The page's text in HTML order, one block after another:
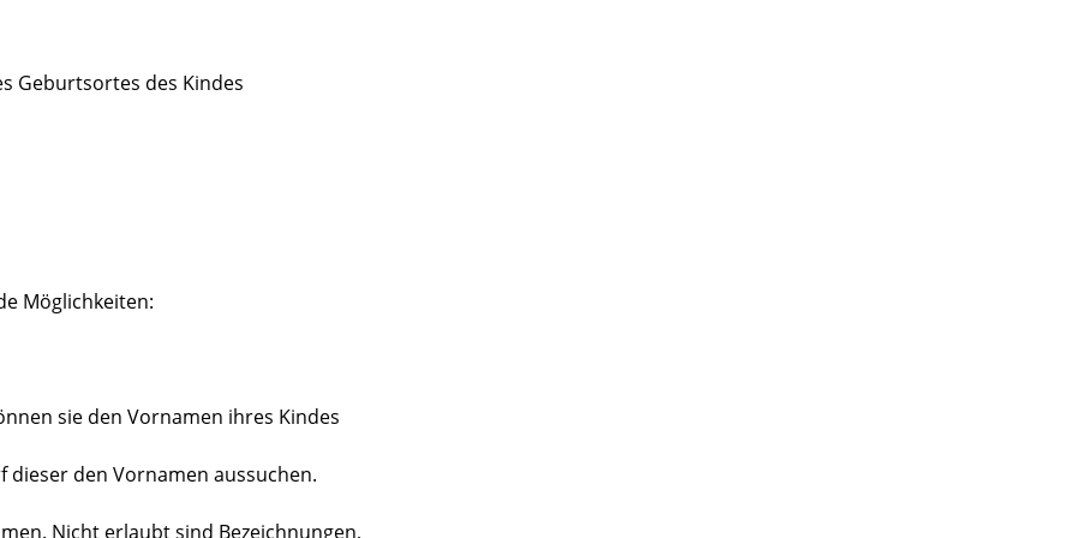
Geburtsortes des Kindes
Möglichkeiten:
sie den Vornamen ihres Kindes
den Vornamen aussuchen.
Nicht erlaubt sind Bezeichnungen,